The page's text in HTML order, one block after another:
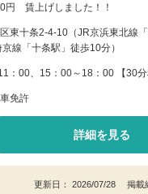
円 賃上げしました！！
東十条2-4-10（JR京浜東北線
線「十条駅」徒歩10分）
：00、15：00～18：00 【30分
免許
詳細を見る
更新日： 2026/07/28 掲載